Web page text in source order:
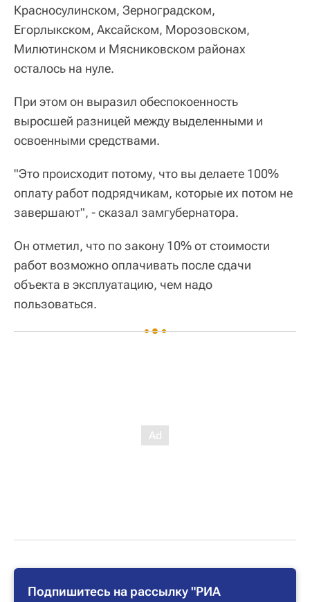
Красносулинском, Зерноградском,
Егорлыкском, Аксайском, Морозовском,
Милютинском и Мясниковском районах
осталось на нуле.
При этом он выразил обеспокоенность
выросшей разницей между выделенными и
освоенными средствами.
"Это происходит потому, что вы делаете 100%
оплату работ подрядчикам, которые их потом не
завершают", - сказал замгубернатора.
Он отметил, что по закону 10% от стоимости
работ возможно оплачивать после сдачи
объекта в эксплуатацию, чем надо
пользоваться.
Подпишитесь на рассылку "РИА